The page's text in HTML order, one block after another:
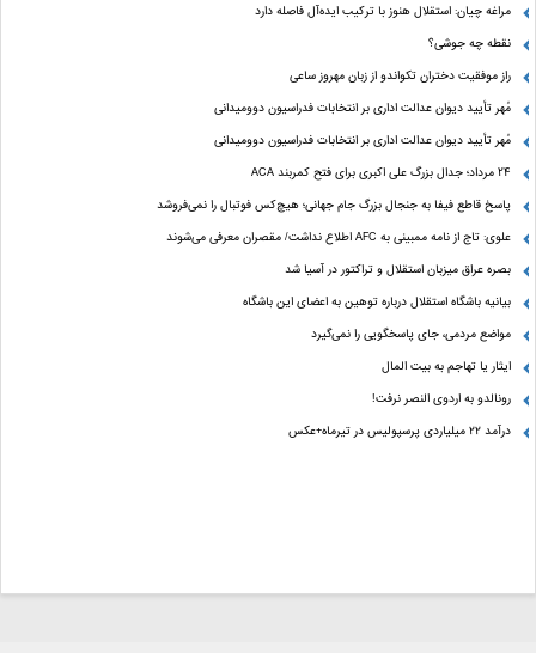
مراغه چیان: استقلال هنوز با ترکیب ایده‌آل فاصله دارد
نقطه چه جوشی؟
راز موفقیت دختران تکواندو از زبان مهروز ساعی
مُهر تأیید دیوان عدالت اداری بر انتخابات فدراسیون دوومیدانی
مُهر تأیید دیوان عدالت اداری بر انتخابات فدراسیون دوومیدانی
24 مرداد؛ جدال بزرگ علی‌ اکبری برای فتح کمربند ACA
پاسخ قاطع فیفا به جنجال بزرگ جام جهانی؛ هیچ‌کس فوتبال را نمی‌فروشد
علوی: تاج از نامه ممبینی به AFC اطلاع نداشت/ مقصران معرفی می‌شوند
بصره عراق میزبان استقلال و تراکتور در آسیا شد
بیانیه باشگاه استقلال درباره توهین به اعضای این باشگاه
مواضع مردمی، جای پاسخگویی را نمی‌گیرد
ایثار یا تهاجم به بیت المال
رونالدو به اردوی النصر نرفت!
درآمد ۲۲ میلیاردی پرسپولیس در تیرماه+عکس